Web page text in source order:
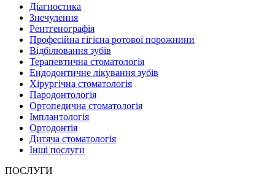
Діагностика
Знечулення
Рентгенографія
Професійна гігієна ротової порожнини
Відбілювання зубів
Терапевтична стоматологія
Ендодонтичне лікування зубів
Хірургічна стоматологія
Пародонтологія
Ортопедична стоматологія
Імплантологія
Ортодонтія
Дитяча стоматологія
Інші послуги
ПОСЛУГИ